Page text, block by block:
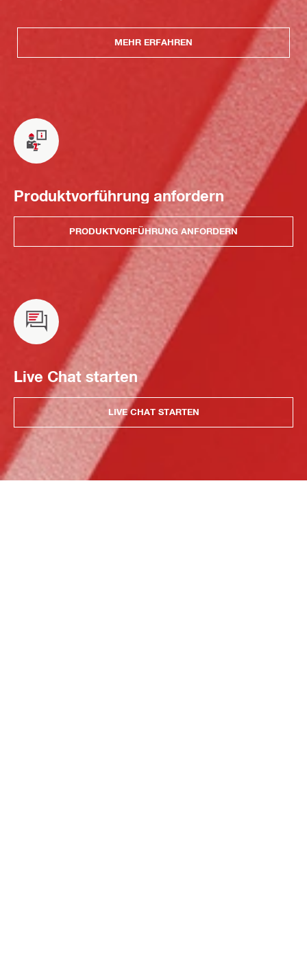
MEHR ERFAHREN
Produktvorführung anfordern
PRODUKTVORFÜHRUNG ANFORDERN
Live Chat starten
LIVE CHAT STARTEN